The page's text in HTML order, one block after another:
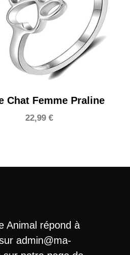
Chat Femme Praline
22,99€
Animal répond à
admin@ma-